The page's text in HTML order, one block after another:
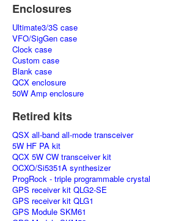
Enclosures
Ultimate3/3S case
VFO/SigGen case
Clock case
Custom case
Blank case
QCX enclosure
50W Amp enclosure
Retired kits
QSX all-band all-mode transceiver
5W HF PA kit
QCX 5W CW transceiver kit
OCXO/Si5351A synthesizer
ProgRock - triple programmable crystal
GPS receiver kit QLG2-SE
GPS receiver kit QLG1
GPS Module SKM61